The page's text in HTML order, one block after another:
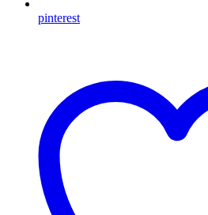
pinterest